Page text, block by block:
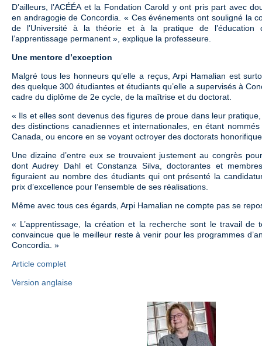
D’ailleurs, l’ACÉÉA et la Fondation Carold y ont pris part avec
en andragogie de Concordia. « Ces événements ont souligné la
de l’Université à la théorie et à la pratique de l’éducation
l’apprentissage permanent », explique la professeure.
Une mentore d’exception
Malgré tous les honneurs qu’elle a reçus, Arpi Hamalian est
des quelque 300 étudiantes et étudiants qu’elle a supervisés à
cadre du diplôme de 2e cycle, de la maîtrise et du doctorat.
« Ils et elles sont devenus des figures de proue dans leur
des distinctions canadiennes et internationales, en étant
Canada, ou encore en se voyant octroyer des doctorats
Une dizaine d’entre eux se trouvaient justement au congrès
dont Audrey Dahl et Constanza Silva, doctorantes et
figuraient au nombre des étudiants qui ont présenté la
prix d’excellence pour l’ensemble de ses réalisations.
Même avec tous ces égards, Arpi Hamalian ne compte pas se
« L’apprentissage, la création et la recherche sont le travail de
convaincue que le meilleur reste à venir pour les programmes
Concordia. »
Article complet
Version anglaise